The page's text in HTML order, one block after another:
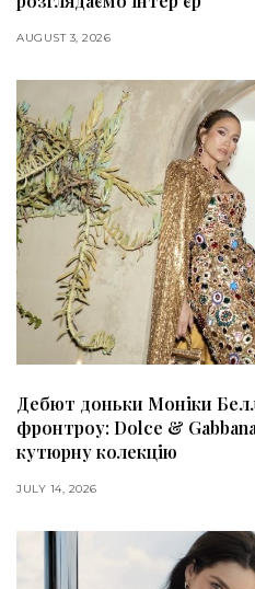
AUGUST 3, 2026
Дебют доньки Моніки
фронтроу: Dolce &
кутюрну колекцію
JULY 14, 2026